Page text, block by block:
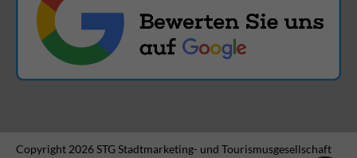
Copyright 2026 STG Stadtmarketing- und Tourismusgesellschaft